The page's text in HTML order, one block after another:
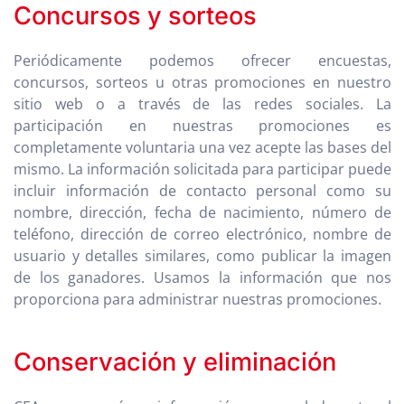
Concursos y sorteos
Periódicamente podemos ofrecer encuestas,
concursos, sorteos u otras promociones en nuestro
sitio web o a través de las redes sociales. La
participación en nuestras promociones es
completamente voluntaria una vez acepte las bases del
mismo. La información solicitada para participar puede
incluir información de contacto personal como su
nombre, dirección, fecha de nacimiento, número de
teléfono, dirección de correo electrónico, nombre de
usuario y detalles similares, como publicar la imagen
de los ganadores. Usamos la información que nos
proporciona para administrar nuestras promociones.
Conservación y eliminación